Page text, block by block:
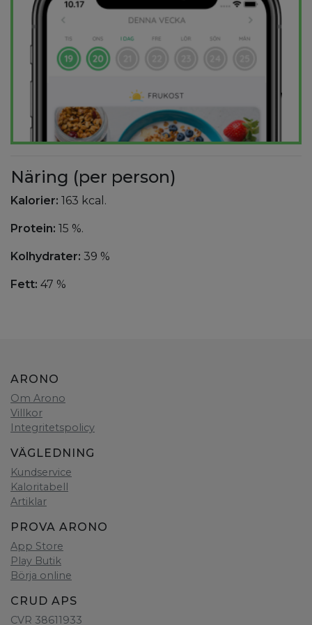
Näring (per person)
Kalorier: 163 kcal.
Protein: 15 %.
Kolhydrater: 39 %
Fett: 47 %
ARONO
Om Arono
Villkor
Integritetspolicy
VÄGLEDNING
Kundservice
Kaloritabell
Artiklar
PROVA ARONO
App Store
Play Butik
Börja online
CRUD APS
CVR 38611933